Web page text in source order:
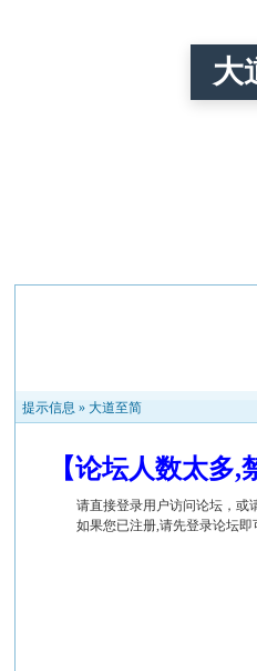
大
提示信息 » 大道至简
【论坛人数太
请直接登录用户访问论坛，或
如果您已注册,请先登录论坛即